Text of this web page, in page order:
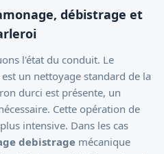
débistrage et
l'état du conduit. Le
est un nettoyage standard de la
durci est présente, un
Cette opération de
intensive. Dans les cas
debistrage mécanique